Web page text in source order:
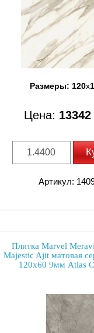
Размеры: 120x
Цена: 13342
Артикул:
Плитка Marvel
Majestic Ajit матовая
120x60 9мм Atlas